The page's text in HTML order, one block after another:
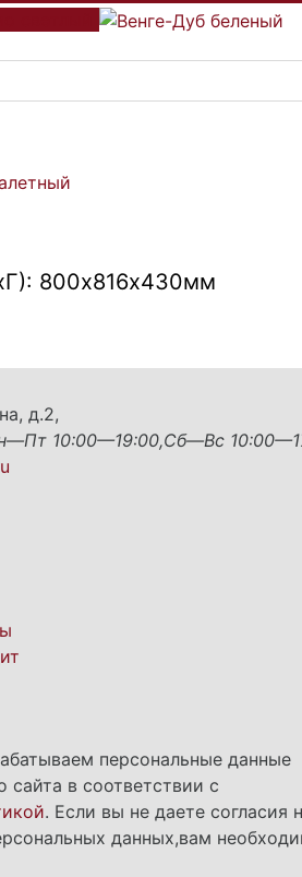
800х816х430мм
д.2,
10:00—19:00,Сб—Вс
персональные данные
сайта в соответствии с
. Если вы не даете согласия
данных,вам